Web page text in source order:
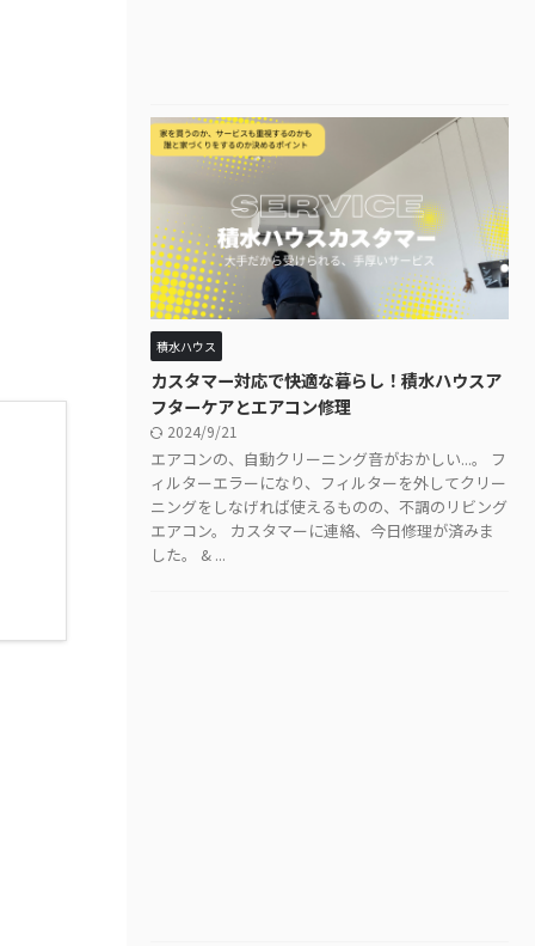
積水ハウス
カスタマー対応で快適な暮らし！積水ハウスア
フターケアとエアコン修理
2024/9/21
エアコンの、自動クリーニング音がおかしい...。 フ
ィルターエラーになり、フィルターを外してクリー
ニングをしなげれば使えるものの、不調のリビング
エアコン。 カスタマーに連絡、今日修理が済みま
した。 & ...